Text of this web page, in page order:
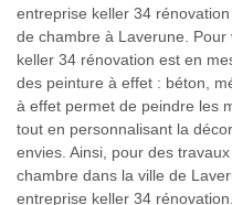
entreprise keller 34
de chambre à Laverune.
keller 34 rénovation est en
des peinture à effet : béton,
à effet permet de peindre les
tout en personnalisant la
envies. Ainsi, pour des
chambre dans la ville de
entreprise keller 34 rénovation.